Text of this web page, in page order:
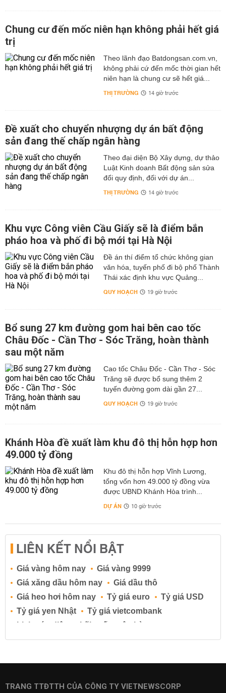
Chung cư đến mốc niên hạn không phải hết giá
trị
Theo lãnh đạo Batdongsan.com.vn,
không phải cứ đến mốc thời gian hết
niên hạn là chung cư sẽ hết giá...
THỊ TRƯỜNG 14 giờ trước
Đề xuất cho chuyển nhượng dự án bất động
sản đang thế chấp ngân hàng
Theo đại diện Bộ Xây dựng, dự thảo
Luật Kinh doanh Bất động sản sửa
đổi quy định, đối với dự án...
THỊ TRƯỜNG 14 giờ trước
Khu vực Công viên Cầu Giấy sẽ là điểm bắn
pháo hoa và phố đi bộ mới tại Hà Nội
Đề án thí điểm tổ chức không gian
văn hóa, tuyến phố đi bộ phố Thành
Thái xác định khu vực Quảng...
QUY HOẠCH 19 giờ trước
Bổ sung 27 km đường gom hai bên cao tốc
Châu Đốc - Cần Thơ - Sóc Trăng, hoàn thành
sau một năm
Cao tốc Châu Đốc - Cần Thơ - Sóc
Trăng sẽ được bổ sung thêm 2
tuyến đường gom dài gần 27...
QUY HOẠCH 19 giờ trước
Khánh Hòa đề xuất làm khu đô thị hỗn hợp hơn
49.000 tỷ đồng
Khu đô thị hỗn hợp Vĩnh Lương,
tổng vốn hơn 49.000 tỷ đồng vừa
được UBND Khánh Hòa trình...
DỰ ÁN 10 giờ trước
LIÊN KẾT NỔI BẬT
Giá vàng hôm nay
Giá vàng 9999
Giá xăng dầu hôm nay
Giá dầu thô
Giá heo hơi hôm nay
Tỷ giá euro
Tỷ giá USD
Tỷ giá yen Nhật
Tỷ giá vietcombank
Lịch cúp điện
Lãi suất ngân hàng
Lãi suất tiết kiệm
Lãi suất tiền gửi
Lãi suất ngân hàng BIDV
TRANG TTĐTTH CỦA CÔNG TY VIETNEWSCORP